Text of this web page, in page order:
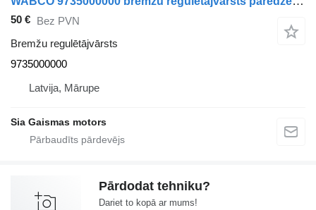
50 € Bez PVN
Bremžu regulētājvārsts
9735000000
Latvija, Mārupe
Sia Gaismas motors
Pārdodat tehniku?
Dariet to kopā ar mums!